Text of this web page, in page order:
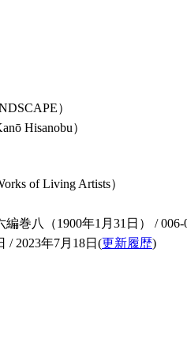
）
Hisanobu）
of Living Artists）
巻八（1900年1月31日） / 006-
/ 2023年7月18日(更新履歴)